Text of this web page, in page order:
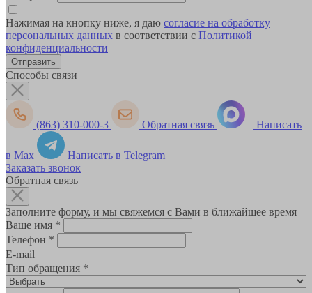
Нажимая на кнопку ниже, я даю согласие на обработку
персональных данных в соответствии с Политикой
конфиденциальности
Способы связи
(863) 310-000-3 Обратная связь Написать
в Max
Написать в Telegram
Заказать звонок
Обратная связь
Заполните форму, и мы свяжемся с Вами в ближайшее время
Ваше имя *
Телефон *
E-mail
Тип обращения *